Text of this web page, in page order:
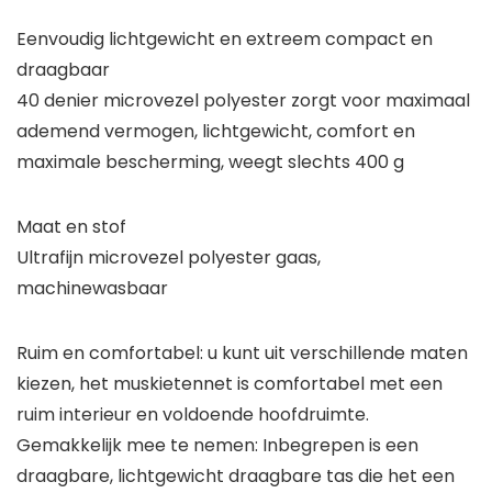
Eenvoudig lichtgewicht en extreem compact en
draagbaar
40 denier microvezel polyester zorgt voor maximaal
ademend vermogen, lichtgewicht, comfort en
maximale bescherming, weegt slechts 400 g
Maat en stof
Ultrafijn microvezel polyester gaas,
machinewasbaar
Ruim en comfortabel: u kunt uit verschillende maten
kiezen, het muskietennet is comfortabel met een
ruim interieur en voldoende hoofdruimte.
Gemakkelijk mee te nemen: Inbegrepen is een
draagbare, lichtgewicht draagbare tas die het een